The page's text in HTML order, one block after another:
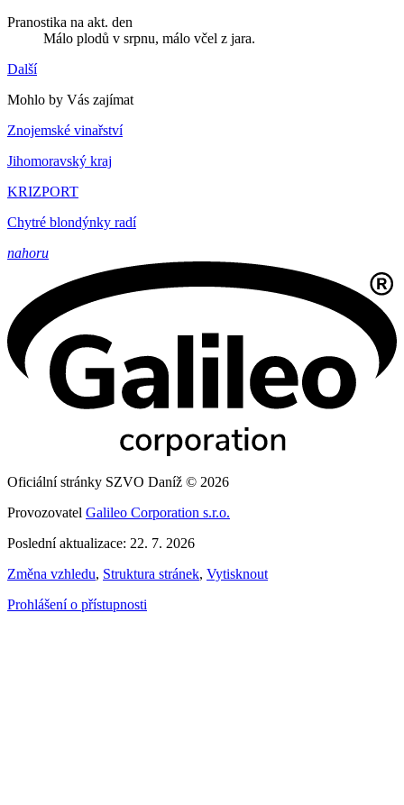
Pranostika na akt. den
Málo plodů v srpnu, málo včel z jara.
Další
Mohlo by Vás zajímat
Znojemské vinařství
Jihomoravský kraj
KRIZPORT
Chytré blondýnky radí
nahoru
Oficiální stránky SZVO Daníž © 2026
Provozovatel Galileo Corporation s.r.o.
Poslední aktualizace: 22. 7. 2026
Změna vzhledu, Struktura stránek, Vytisknout
Prohlášení o přístupnosti